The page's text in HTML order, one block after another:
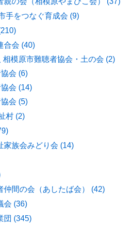
手をつなぐ育成会 (9)
合会 (40)
模原市難聴者協会・土の会 (2)
会 (6)
会 (14)
会 (5)
村 (2)
家族会みどり会 (14)
仲間の会（あしたば会） (42)
会 (36)
団 (345)